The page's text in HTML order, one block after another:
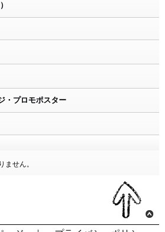
・プロモポスター
ません。